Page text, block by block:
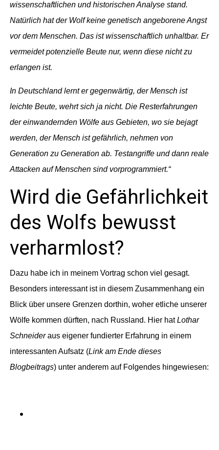
wissenschaftlichen und historischen Analyse stand.
Natürlich hat der Wolf keine genetisch angeborene Angst
vor dem Menschen. Das ist wissenschaftlich unhaltbar. Er
vermeidet potenzielle Beute nur, wenn diese nicht zu
erlangen ist.
In Deutschland lernt er gegenwärtig, der Mensch ist
leichte Beute, wehrt sich ja nicht. Die Resterfahrungen
der einwandernden Wölfe aus Gebieten, wo sie bejagt
werden, der Mensch ist gefährlich, nehmen von
Generation zu Generation ab. Testangriffe und dann reale
Attacken auf Menschen sind vorprogrammiert.“
Wird die Gefährlichkeit
des Wolfs bewusst
verharmlost?
Dazu habe ich in meinem Vortrag schon viel gesagt.
Besonders interessant ist in diesem Zusammenhang ein
Blick über unsere Grenzen dorthin, woher etliche unserer
Wölfe kommen dürften, nach Russland. Hier hatLothar
Schneideraus eigener fundierter Erfahrung in einem
interessanten Aufsatz (Link am Ende dieses
Blogbeitrags) unter anderem auf Folgendes hingewiesen: